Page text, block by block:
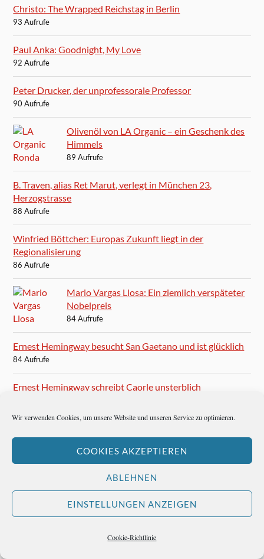
Wir verwenden Cookies, um unsere Website und unseren Service zu optimieren.
COOKIES AKZEPTIEREN
ABLEHNEN
EINSTELLUNGEN ANZEIGEN
Cookie-Richtlinie
Christo: The Wrapped Reichstag in Berlin
93 Aufrufe
Paul Anka: Goodnight, My Love
92 Aufrufe
Peter Drucker, der unprofessorale Professor
90 Aufrufe
Olivenöl von LA Organic – ein Geschenk des
Himmels
89 Aufrufe
B. Traven, alias Ret Marut, verlegt in München 23,
Herzogstrasse
88 Aufrufe
Winfried Böttcher: Europas Zukunft liegt in der
Regionalisierung
86 Aufrufe
Mario Vargas Llosa: Ein ziemlich verspäteter
Nobelpreis
84 Aufrufe
Ernest Hemingway besucht San Gaetano und ist glücklich
84 Aufrufe
Ernest Hemingway schreibt Caorle unsterblich
82 Aufrufe
Karten für das Finale der Champions League in München